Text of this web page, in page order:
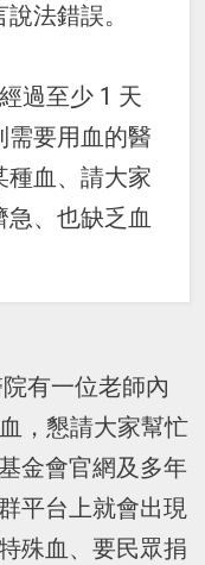
法錯誤。
過至少 1 天
需要用血的醫
種血、請大家
、也缺乏血
有一位老師內
，懇請大家幫忙
金會官網及多年
平台上就會出現
殊血、要民眾捐